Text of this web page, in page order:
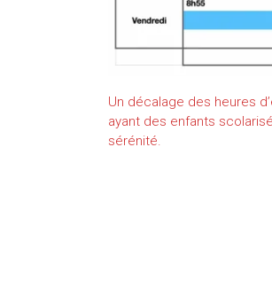
Un décalage des heures
ayant des enfants
sérénité.